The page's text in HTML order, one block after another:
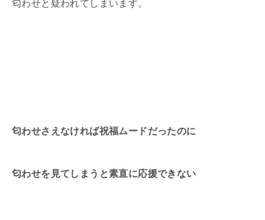
匂わせと疑われてしまいます。
匂わせさえなければ祝福ムードだったのに
匂わせを見てしまうと素直に応援できない